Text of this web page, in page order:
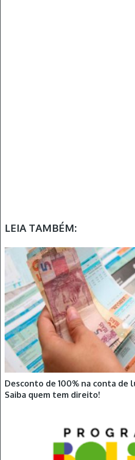
LEIA TAMBÉM:
Desconto de 100% na conta de
Saiba quem tem direito!